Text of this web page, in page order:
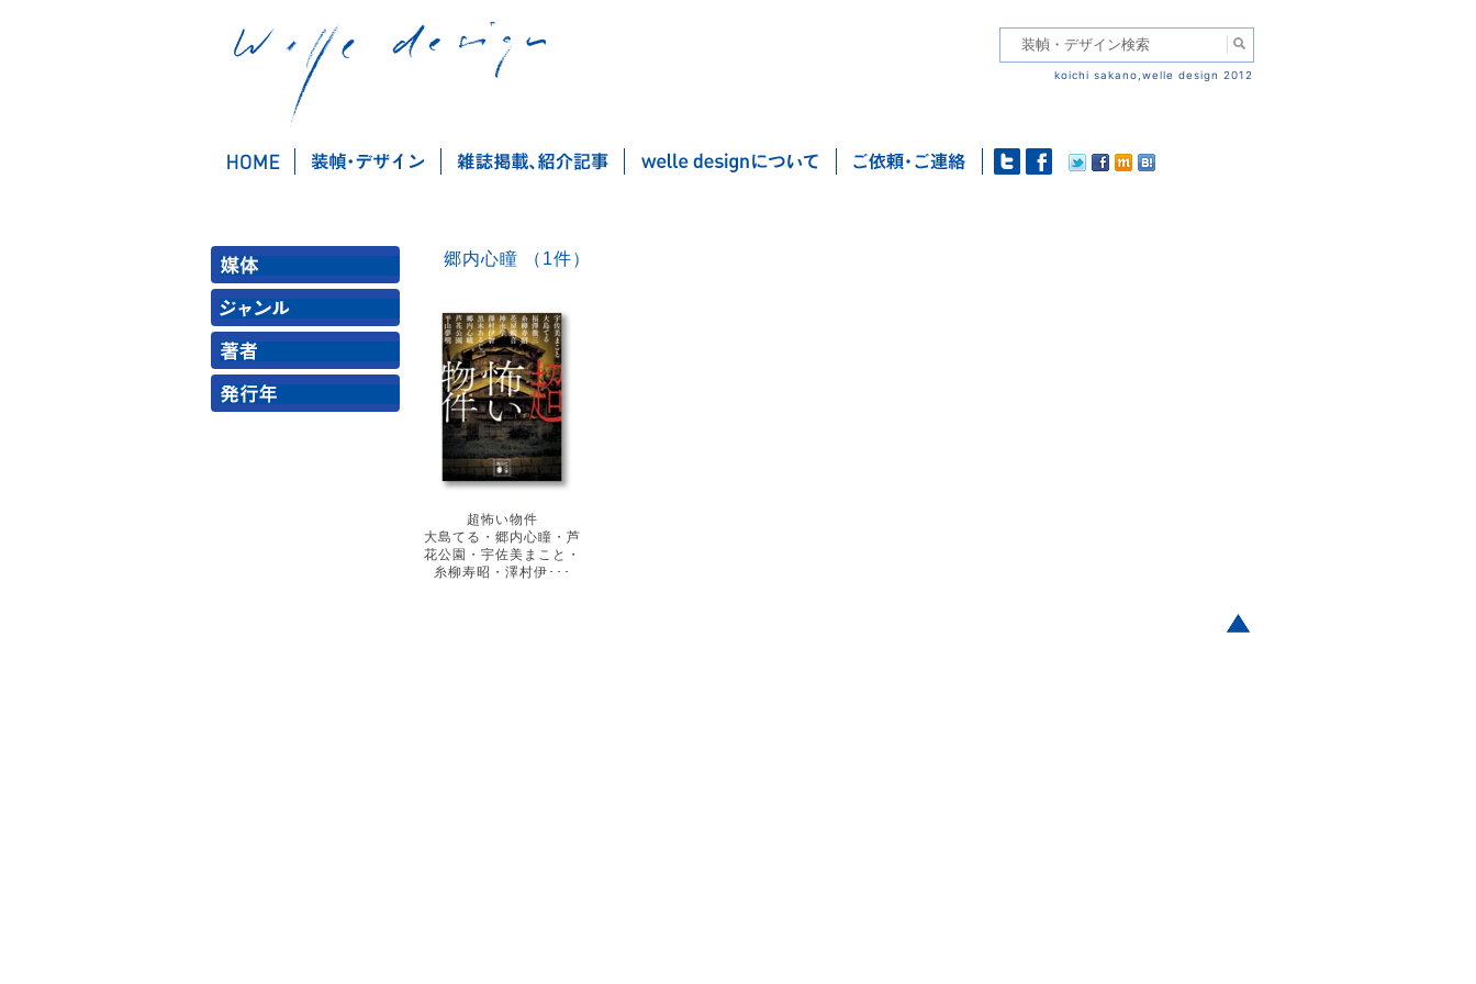
koichi sakano,welle design 2012
郷内心瞳 （1件）
超怖い物件
大島てる・郷内心瞳・芦
花公園・宇佐美まこと・
糸柳寿昭・澤村伊･･･